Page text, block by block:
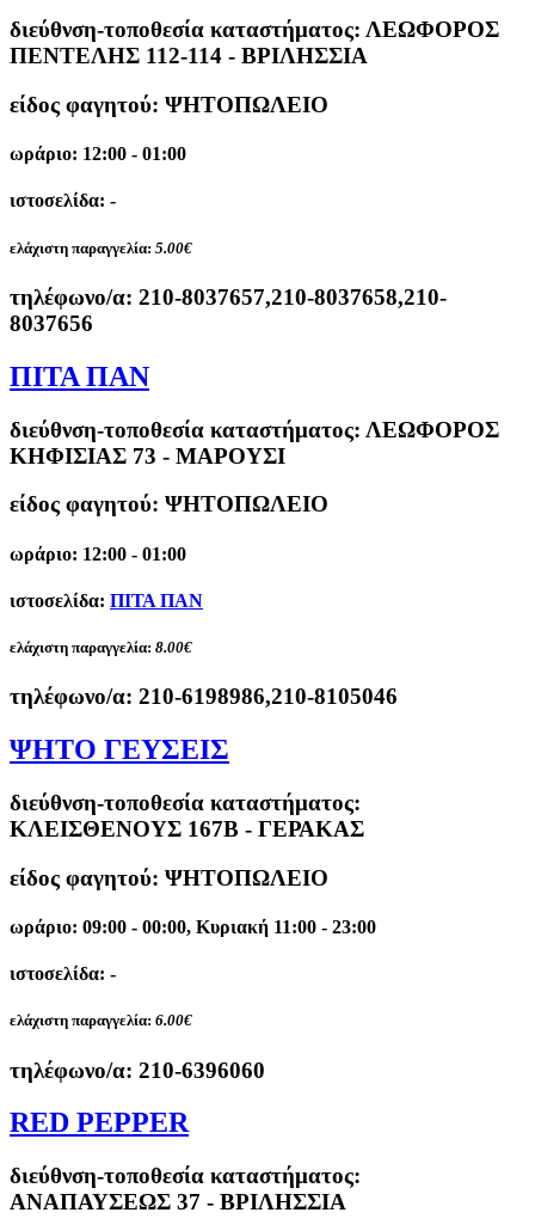
διεύθνση-τοποθεσία καταστήματος: ΛΕΩΦΟΡΟΣ
ΠΕΝΤΕΛΗΣ 112-114 - ΒΡΙΛΗΣΣΙΑ
είδος φαγητού: ΨΗΤΟΠΩΛΕΙΟ
ωράριο: 12:00 - 01:00
ιστοσελίδα: -
ελάχιστη παραγγελία: 5.00€
τηλέφωνο/α: 210-8037657,210-8037658,210-
8037656
ΠΙΤΑ ΠΑΝ
διεύθνση-τοποθεσία καταστήματος: ΛΕΩΦΟΡΟΣ
ΚΗΦΙΣΙΑΣ 73 - ΜΑΡΟΥΣΙ
είδος φαγητού: ΨΗΤΟΠΩΛΕΙΟ
ωράριο: 12:00 - 01:00
ιστοσελίδα: ΠΙΤΑ ΠΑΝ
ελάχιστη παραγγελία: 8.00€
τηλέφωνο/α: 210-6198986,210-8105046
ΨΗΤΟ ΓΕΥΣΕΙΣ
διεύθνση-τοποθεσία καταστήματος:
ΚΛΕΙΣΘΕΝΟΥΣ 167Β - ΓΕΡΑΚΑΣ
είδος φαγητού: ΨΗΤΟΠΩΛΕΙΟ
ωράριο: 09:00 - 00:00, Κυριακή 11:00 - 23:00
ιστοσελίδα: -
ελάχιστη παραγγελία: 6.00€
τηλέφωνο/α: 210-6396060
RED PEPPER
διεύθνση-τοποθεσία καταστήματος:
ΑΝΑΠΑΥΣΕΩΣ 37 - ΒΡΙΛΗΣΣΙΑ